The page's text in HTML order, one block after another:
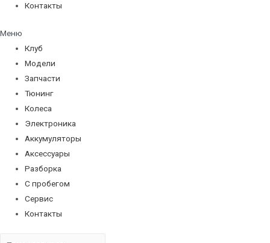
Контакты
Меню
Клуб
Модели
Запчасти
Тюнинг
Колеса
Электроника
Аккумуляторы
Аксессуары
Разборка
С пробегом
Сервис
Контакты